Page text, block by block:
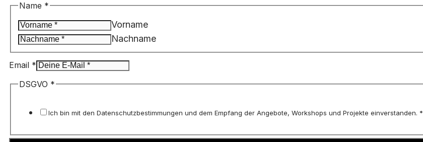
Name *
Vorname
Nachname
Email *
DSGVO
Name
DSGVO *
Ich bin mit den Datenschutzbestimmungen und dem Empfang der Angebote, Workshops und Projekte einverstanden. *